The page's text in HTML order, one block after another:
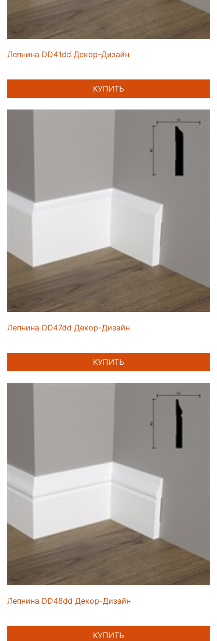
Лепнина DD41dd Декор-Дизайн
КУПИТЬ
Лепнина DD47dd Декор-Дизайн
КУПИТЬ
Лепнина DD48dd Декор-Дизайн
КУПИТЬ